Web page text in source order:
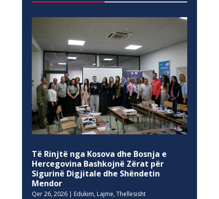
Të Rinjtë nga Kosova dhe Bosnja e
Hercegovina Bashkojnë Zërat për
Sigurinë Digjitale dhe Shëndetin
Mendor
Qer 26, 2026| Edukim, Lajme, Thellesisht